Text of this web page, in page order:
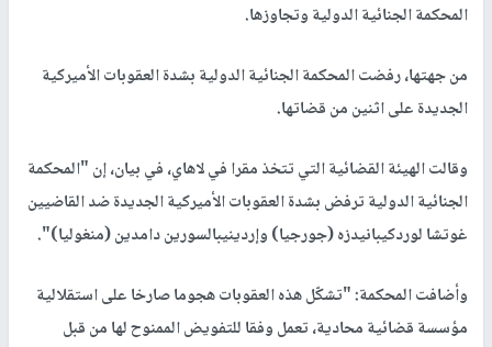
المحكمة الجنائية الدولية وتجاوزها.
من جهتها، رفضت المحكمة الجنائية الدولية بشدة العقوبات الأميركية
الجديدة على اثنين من قضاتها.
وقالت الهيئة القضائية التي تتخذ مقرا في لاهاي، في بيان، إن "المحكمة
الجنائية الدولية ترفض بشدة العقوبات الأميركية الجديدة ضد القاضيين
غوتشا لوردكيبانيدزه (جورجيا) وإردينيبالسورين دامدين (منغوليا)".
وأضافت المحكمة: "تشكّل هذه العقوبات هجوما صارخا على استقلالية
مؤسسة قضائية محادية، تعمل وفقا للتفويض الممنوح لها من قبل